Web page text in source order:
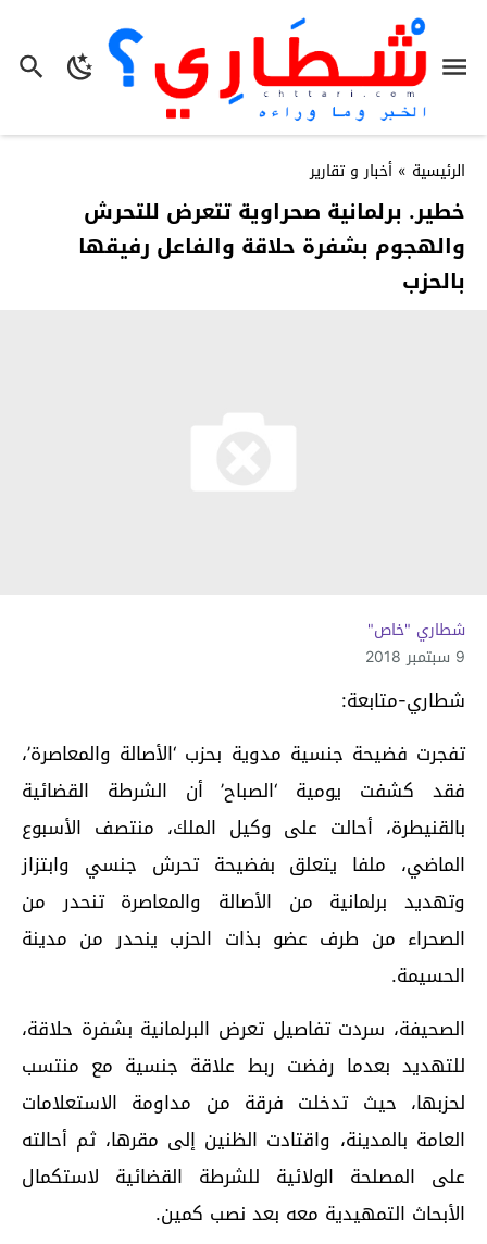
الرئيسية » أخبار و تقارير
خطير. برلمانية صحراوية تتعرض للتحرش
والهجوم بشفرة حلاقة والفاعل رفيقها
بالحزب
شطاري "خاص"
9 سبتمبر 2018
شطاري-متابعة:
تفجرت فضيحة جنسية مدوية بحزب ‘الأصالة والمعاصرة’،
فقد كشفت يومية ‘الصباح’ أن الشرطة القضائية
بالقنيطرة، أحالت على وكيل الملك، منتصف الأسبوع
الماضي، ملفا يتعلق بفضيحة تحرش جنسي وابتزاز
وتهديد برلمانية من الأصالة والمعاصرة تنحدر من
الصحراء من طرف عضو بذات الحزب ينحدر من مدينة
الحسيمة.
الصحيفة، سردت تفاصيل تعرض البرلمانية بشفرة حلاقة،
للتهديد بعدما رفضت ربط علاقة جنسية مع منتسب
لحزبها، حيث تدخلت فرقة من مداومة الاستعلامات
العامة بالمدينة، واقتادت الظنين إلى مقرها، ثم أحالته
على المصلحة الولائية للشرطة القضائية لاستكمال
الأبحاث التمهيدية معه بعد نصب كمين.